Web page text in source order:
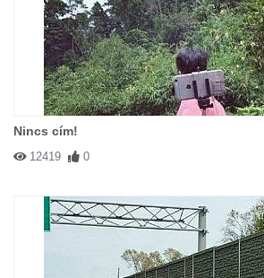
Nincs cím!
12419 0